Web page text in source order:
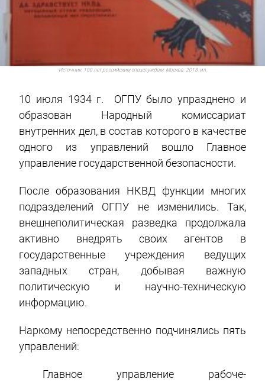
Источник: 100 лет российским спецслужбам. Москва. 2018. ил.
10 июля 1934 г. ОГПУ было упразднено и
образован Народный комиссариат
внутренних дел, в состав которого в качестве
одного из управлений вошло Главное
управление государственной безопасности.
После образования НКВД функции многих
подразделений ОГПУ не изменились. Так,
внешнеполитическая разведка продолжала
активно внедрять своих агентов в
государственные учреждения ведущих
западных стран, добывая важную
политическую и научно-техническую
информацию.
Наркому непосредственно подчинялись пять
управлений:
Главное управление рабоче-